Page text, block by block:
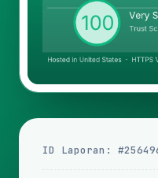
ID Laporan: